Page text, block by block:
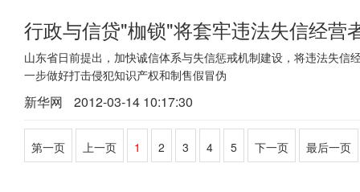
行政与信贷"枷锁"将套牢违法失信经营
山东省日前提出，加快诚信体系与失信惩戒机制建设，将违法失信
一步做好打击侵犯知识产权和制售假冒伪
新华网 2012-03-14 10:17:30
第一页 上一页 1 2 3 4 5 下一页 最后一页